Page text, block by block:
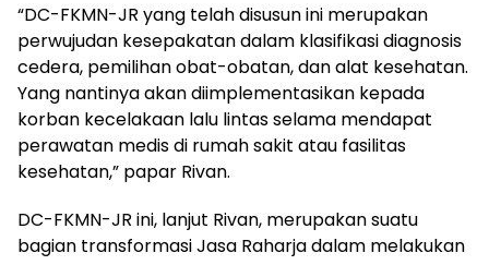
“DC-FKMN-JR yang telah disusun ini merupakan
perwujudan kesepakatan dalam klasifikasi diagnosis
cedera, pemilihan obat-obatan, dan alat kesehatan.
Yang nantinya akan diimplementasikan kepada
korban kecelakaan lalu lintas selama mendapat
perawatan medis di rumah sakit atau fasilitas
kesehatan,” papar Rivan.
DC-FKMN-JR ini, lanjut Rivan, merupakan suatu
bagian transformasi Jasa Raharja dalam melakukan